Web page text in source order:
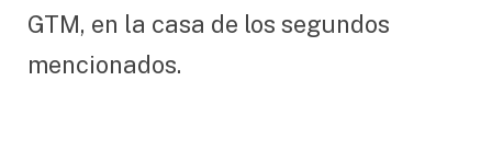
GTM, en la casa de los segundos
mencionados.